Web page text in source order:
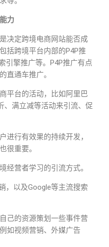
力
决定跨境电商网站能否成
括跨境平台内部的P4P推
引擎推广等。P4P推广有点
直通车推广。
平台的活动，比如阿里巴
、满立减等活动来引流、促
进行有效果的持续开发，
很重要。
经营者学习的引流方式。
，以及Google等主流搜索
己的资源策划一些事件营
如视频营销、外媒广告